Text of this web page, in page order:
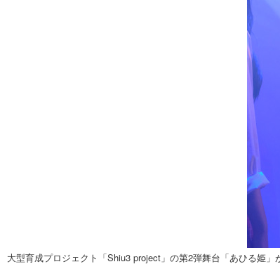
大型育成プロジェクト「Shiu3 project」の第2弾舞台「あひる姫」